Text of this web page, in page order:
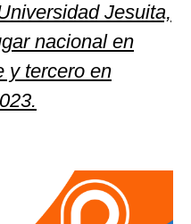
Jesuita,
nacional en
y tercero en